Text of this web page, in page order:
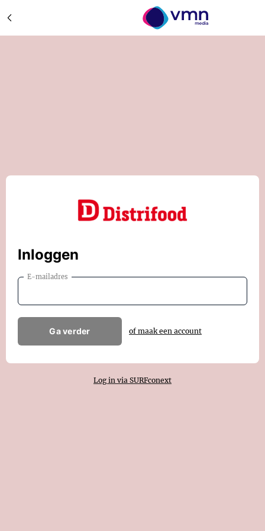
Inloggen
E-mailadres
Ga verder of maak een account
Log in via SURFconext